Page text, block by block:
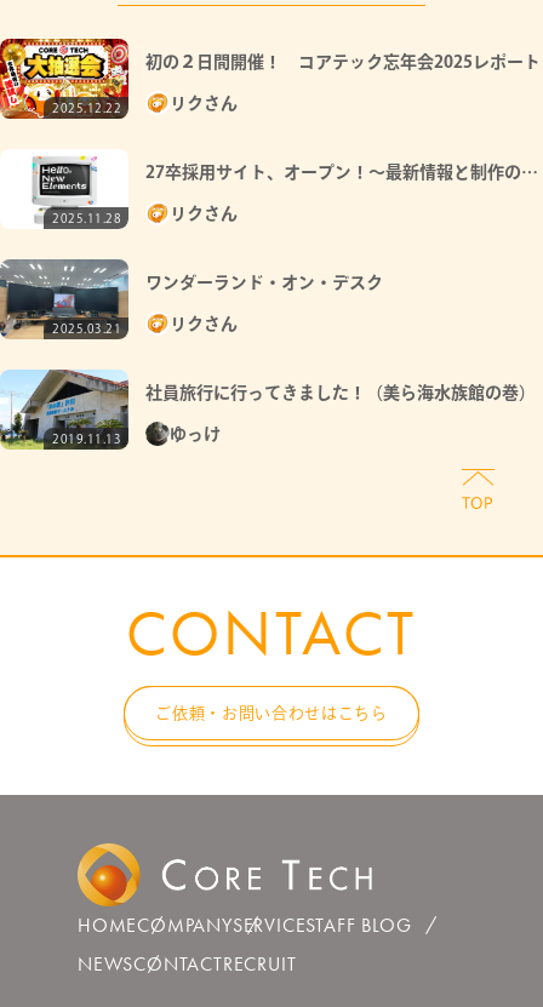
2025.12.22
初の２日間開催！ コアテック忘年会2025レポート
リクさん
2025.11.28
27卒採用サイト、オープン！～最新情報と制作の裏
側～
リクさん
2025.03.21
ワンダーランド・オン・デスク
リクさん
2019.11.13
社員旅行に行ってきました！（美ら海水族館の巻）
ゆっけ
CONTACT
ご依頼・お問い合わせはこちら
HOMECOMPANYSERVICESTAFF BLOG
NEWSCONTACTRECRUIT